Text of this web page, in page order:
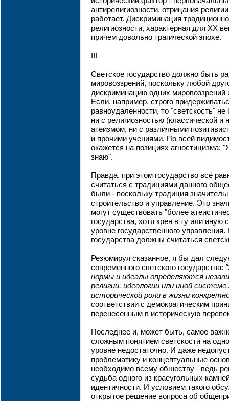
антирелигиозности, отрицания
работает. Дискриминация
религиозности, характерная для ХХ
причем довольно трагической эпохе.
Светское государство должно быть
мировоззрений, поскольку любой
дискриминацию одних мировоззрений
Если, например, строго
равноудаленности, то "светскость"
ни с религиозностью (классической и
атеизмом, ни с различными
и прочими учениями. По всей
окажется на позициях агностицизма:
знаю".
Правда, при этом государство всё
считаться с традициями данного
были - поскольку традиция
строительство и управление. Это
могут существовать "более
государства, хотя крен в ту или иную
уровне государственного
государства должны считаться
Резюмируя сказанное, я бы дал
современного светского государства:
нормы и идеалы определяются
религии, идеологии или иной системе
исторической роли в жизни
соответствии с демократическим
перенесенным в историческую
Последнее и, может быть, самое
сложным понятием светскости на
уровне недостаточно. И даже
проблематику и концептуальные
необходимо всему обществу - ведь
судьба одного из краеугольных
идентичности. И условием такого
открытое решение вопроса об